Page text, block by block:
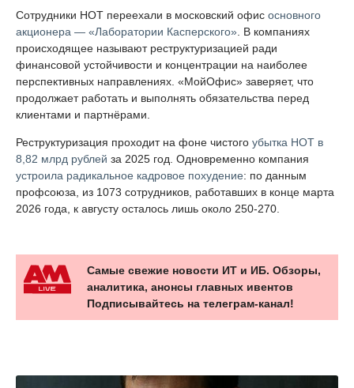
Сотрудники НОТ переехали в московский офис основного
акционера — «Лаборатории Касперского». В компаниях
происходящее называют реструктуризацией ради
финансовой устойчивости и концентрации на наиболее
перспективных направлениях. «МойОфис» заверяет, что
продолжает работать и выполнять обязательства перед
клиентами и партнёрами.
Реструктуризация проходит на фоне чистого убытка НОТ в
8,82 млрд рублей за 2025 год. Одновременно компания
устроила радикальное кадровое похудение: по данным
профсоюза, из 1073 сотрудников, работавших в конце марта
2026 года, к августу осталось лишь около 250-270.
Самые свежие новости ИТ и ИБ. Обзоры,
аналитика, анонсы главных ивентов
Подписывайтесь на телеграм-канал!